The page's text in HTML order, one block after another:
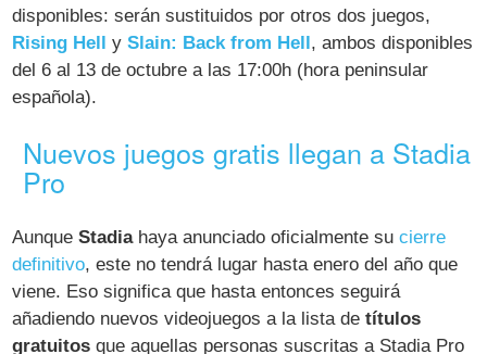
disponibles: serán sustituidos por otros dos juegos,
Rising Hell ySlain: Back from Hell, ambos disponibles
del 6 al 13 de octubre a las 17:00h (hora peninsular
española).
Nuevos juegos gratis llegan a Stadia
Pro
AunqueStadiahaya anunciado oficialmente sucierre
definitivo, este no tendrá lugar hasta enero del año que
viene. Eso significa que hasta entonces seguirá
añadiendo nuevos videojuegos a la lista detítulos
gratuitos que aquellas personas suscritas a Stadia Pro